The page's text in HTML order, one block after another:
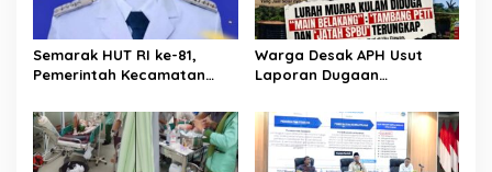
Semarak HUT RI ke-81,
Pemerintah Kecamatan
Lomba
Warga Desak APH Usut
Laporan Dugaan
Muara Kulam